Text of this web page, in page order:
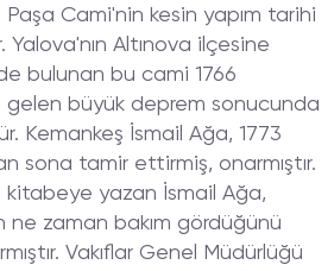
Cami'nin kesin yapım tarihi
Altınova ilçesine
bulunan bu cami 1766
büyük deprem sonucunda
Kemankeş İsmail Ağa, 1773
sona tamir ettirmiş, onarmıştır.
kitabeye yazan İsmail Ağa,
ne zaman bakım gördüğünü
Vakıflar Genel Müdürlüğü